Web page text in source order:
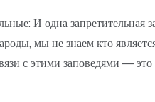
И одна
мы не знаем кто
с этими заповедями —